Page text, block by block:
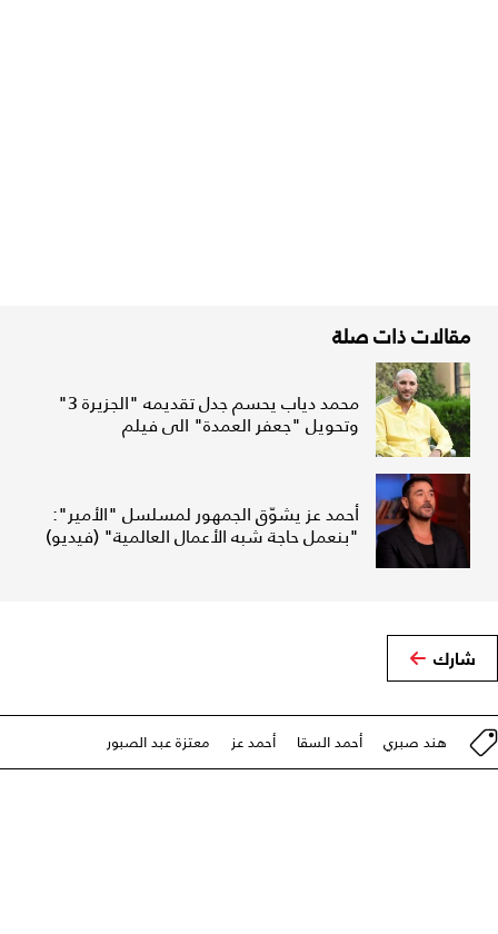
مقالات ذات صلة
محمد دياب يحسم جدل تقديمه "الجزيرة 3"
وتحويل "جعفر العمدة" الى فيلم
أحمد عز يشوّق الجمهور لمسلسل "الأمير":
"بنعمل حاجة شبه الأعمال العالمية" (فيديو)
شارك
هند صبري أحمد السقا أحمد عز معتزة عبد الصبور